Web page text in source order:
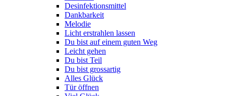
Desinfektionsmittel
Dankbarkeit
Melodie
Licht erstrahlen lassen
Du bist auf einem guten Weg
Leicht gehen
Du bist Teil
Du bist grossartig
Alles Glück
Tür öffnen